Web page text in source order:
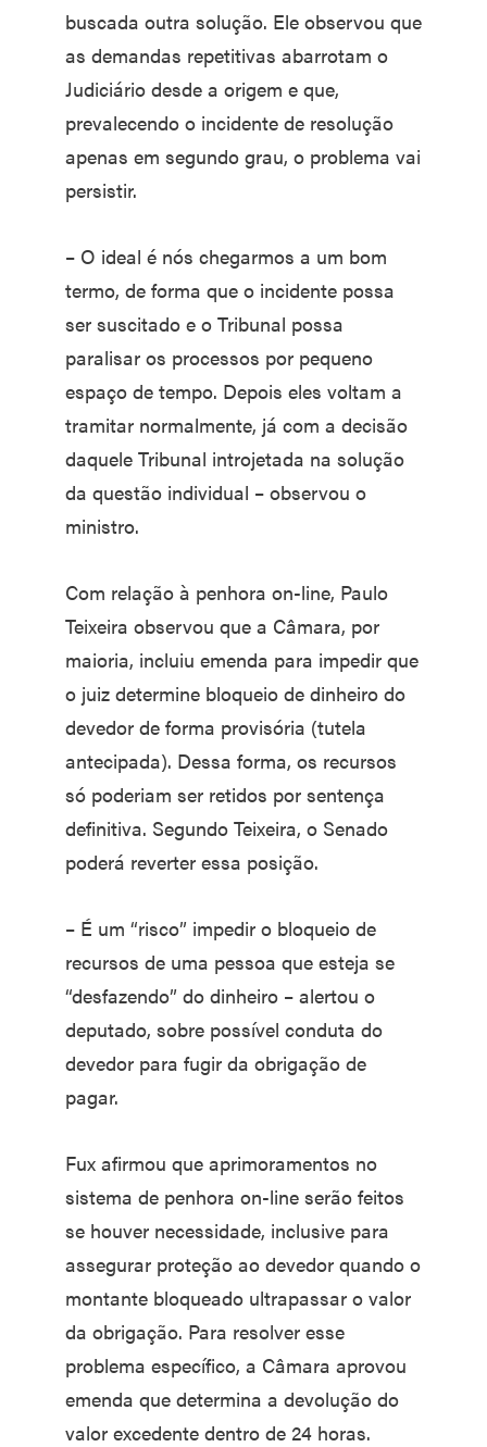
buscada outra solução. Ele observou que
as demandas repetitivas abarrotam o
Judiciário desde a origem e que,
prevalecendo o incidente de resolução
apenas em segundo grau, o problema vai
persistir.
– O ideal é nós chegarmos a um bom
termo, de forma que o incidente possa
ser suscitado e o Tribunal possa
paralisar os processos por pequeno
espaço de tempo. Depois eles voltam a
tramitar normalmente, já com a decisão
daquele Tribunal introjetada na solução
da questão individual – observou o
ministro.
Com relação à penhora on-line, Paulo
Teixeira observou que a Câmara, por
maioria, incluiu emenda para impedir que
o juiz determine bloqueio de dinheiro do
devedor de forma provisória (tutela
antecipada). Dessa forma, os recursos
só poderiam ser retidos por sentença
definitiva. Segundo Teixeira, o Senado
poderá reverter essa posição.
– É um “risco” impedir o bloqueio de
recursos de uma pessoa que esteja se
“desfazendo” do dinheiro – alertou o
deputado, sobre possível conduta do
devedor para fugir da obrigação de
pagar.
Fux afirmou que aprimoramentos no
sistema de penhora on-line serão feitos
se houver necessidade, inclusive para
assegurar proteção ao devedor quando o
montante bloqueado ultrapassar o valor
da obrigação. Para resolver esse
problema específico, a Câmara aprovou
emenda que determina a devolução do
valor excedente dentro de 24 horas.